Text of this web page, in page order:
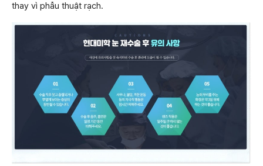
thay vì phẫu thuật rạch.